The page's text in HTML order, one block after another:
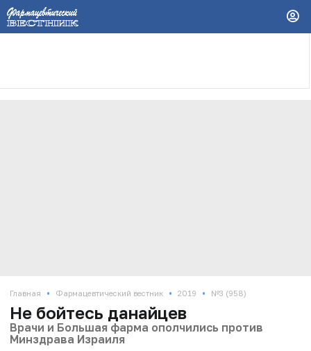
Главная • Фармацевтический вестник • 2019 • №3 (958)
Не бойтесь данайцев
Врачи и Большая фарма ополчились против
Минздрава Израиля